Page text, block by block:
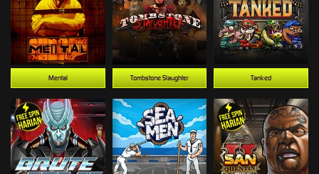
Tombstone Slaughter
Mental Tanked